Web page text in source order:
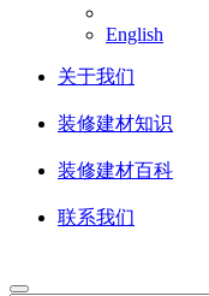
English
关于我们
装修建材知识
装修建材百科
联系我们